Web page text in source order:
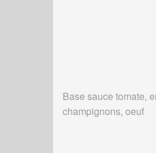
Base sauce tomate,
champignons, oeuf